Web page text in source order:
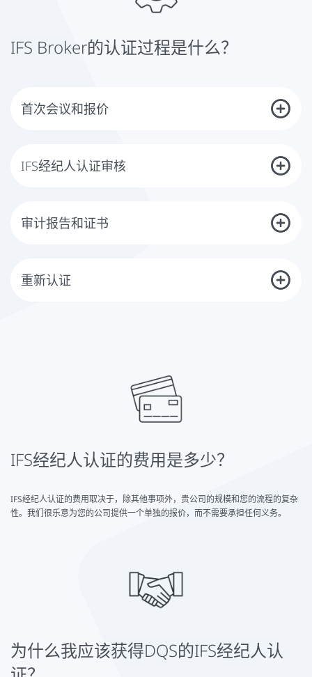
IFS Broker的认证过程是什么？
首次会议和报价
IFS经纪人认证审核
核员将评估，除其他事项外，您的管理系统是否符合标准的要求，并确定
改进的潜力。在最后的讨论中，您将收到DQS审核员对结果的详细介绍，
审计报告和证书
机会纠正这些差异，并在那时采取适当的行动。如果所有适用的要求得到
满足，您将收到有效期为一年的证书。
重新认证
IFS经纪人认证的费用是多少？
IFS经纪人认证的费用取决于，除其他事项外，贵公司的规模和您的流程的复杂
性。我们很乐意为您的公司提供一个单独的报价，而不需要承担任何义务。
为什么我应该获得DQS的IFS经纪人认